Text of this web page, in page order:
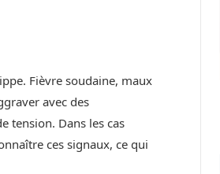
Fièvre soudaine, maux
avec des
tension. Dans les cas
ces signaux, ce qui